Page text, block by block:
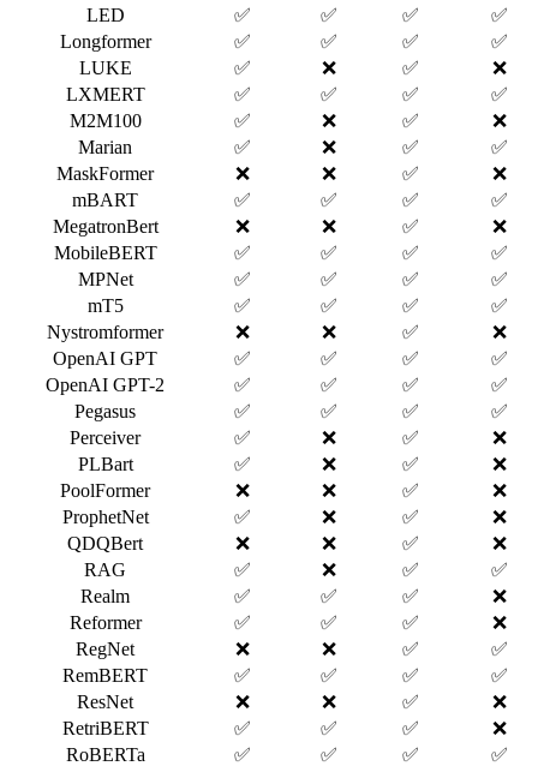
LED
✅ ✅ ✅
✅
Longformer
✅ ✅ ✅
✅
LUKE
✅ ❌ ✅
❌
LXMERT
✅ ✅ ✅
✅
M2M100
✅ ❌ ✅
❌
Marian
✅ ❌ ✅
✅
MaskFormer
❌ ❌ ✅
❌
mBART
✅ ✅ ✅
✅
MegatronBert
❌ ❌ ✅
❌
MobileBERT
✅ ✅ ✅
✅
MPNet
✅ ✅ ✅
✅
mT5
✅ ✅ ✅
✅
Nystromformer
❌ ❌ ✅
❌
OpenAI GPT
✅ ✅ ✅
✅
OpenAI GPT-2
✅ ✅ ✅
✅
Pegasus
✅ ✅ ✅
✅
Perceiver
✅ ❌ ✅
❌
PLBart
✅ ❌ ✅
❌
PoolFormer
❌ ❌ ✅
❌
ProphetNet
✅ ❌ ✅
❌
QDQBert
❌ ❌ ✅
❌
RAG
✅ ❌ ✅
✅
Realm
✅ ✅ ✅
❌
Reformer
✅ ✅ ✅
❌
RegNet
❌ ❌ ✅
✅
RemBERT
✅ ✅ ✅
✅
ResNet
❌ ❌ ✅
❌
RetriBERT
✅ ✅ ✅
❌
RoBERTa
✅ ✅ ✅
✅